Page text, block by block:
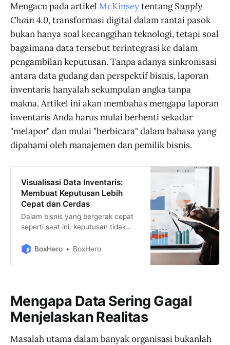
Mengacu pada artikel McKinseytentangSupply
Chain 4.0, transformasi digital dalam rantai pasok
bukan hanya soal kecanggihan teknologi, tetapi soal
bagaimana data tersebut terintegrasi ke dalam
pengambilan keputusan. Tanpa adanya sinkronisasi
antara data gudang dan perspektif bisnis, laporan
inventaris hanyalah sekumpulan angka tanpa
makna. Artikel ini akan membahas mengapa laporan
inventaris Anda harus mulai berhenti sekadar
"melapor" dan mulai "berbicara" dalam bahasa yang
dipahami oleh manajemen dan pemilik bisnis.
Visualisasi Data Inventaris:
Membuat Keputusan Lebih
Cepat dan Cerdas
Dalam bisnis yang bergerak cepat
seperti saat ini, keputusan tidak
intuisi atau tebakan. Setiap
data yang kuat dan mudah
khususnya dalam pengelolaan
inventaris, adalah menyaring data
yang kompleks menjadi informasi
cepat dan akurat.
BoxHero BoxHero
Mengapa Data Sering Gagal
Menjelaskan Realitas
Masalah utama dalam banyak organisasi bukanlah